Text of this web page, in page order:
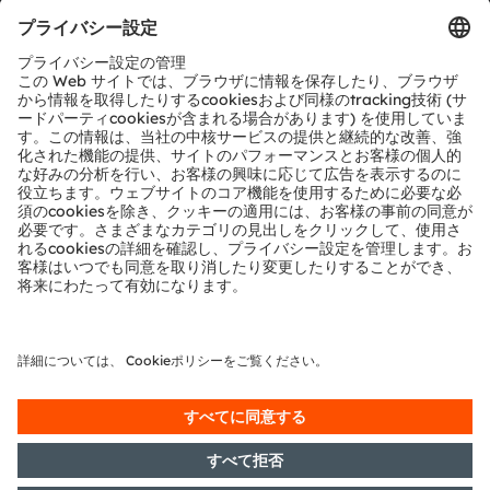
お問い合わせ
テクニカルサポート
パートナーネットワーク
通報
© 2026 ams-OSRAM AG. All rights reserved.
プライバシーポリシー 利用規約 取引条件
AI利用ポリシー